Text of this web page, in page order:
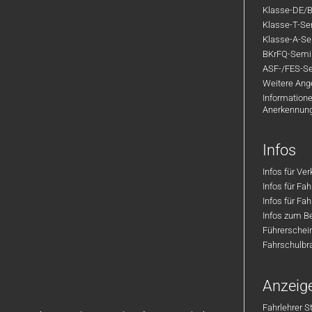
Klasse-DE/
Klasse-T-
Klasse-A-
BKrFQ-
ASF-/FES-
Weitere
Infos
Infos für
Infos für
Infos für
Infos zum
Fahrlehrer